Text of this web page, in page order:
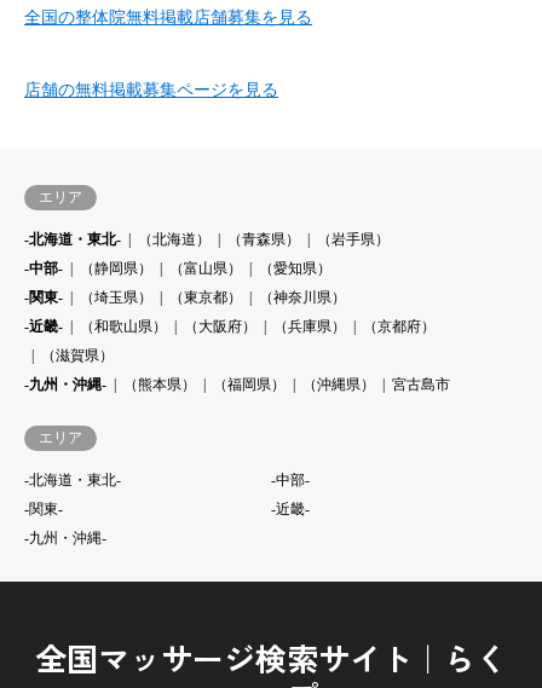
全国の整体院無料掲載店舗募集を見る
店舗の無料掲載募集ページを見る
エリア
-北海道・東北- （北海道） （青森県）
（岩手県）
-中部-
（静岡県） （富山県）
（愛知県）
-関東-
（埼玉県） （東京都）
（神奈川県）
-近畿-
（和歌山県） （大阪府） （兵庫県）
（京都府）
（滋賀県）
-九州・沖縄-
（熊本県） （福岡県） （沖縄県） 宮古島市
エリア
-北海道・東北-
-中部-
-関東-
-近畿-
-九州・沖縄-
全国マッサージ検索サイト｜らく